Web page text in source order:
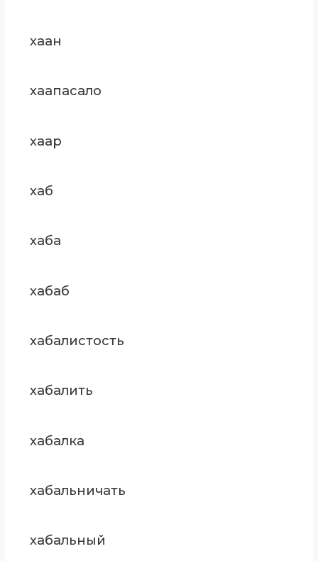
хаан
хаапасало
хаар
хаб
хаба
хабаб
хабалистость
хабалить
хабалка
хабальничать
хабальный